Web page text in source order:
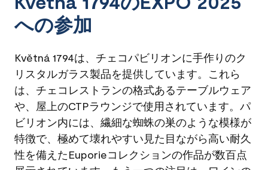
への参加
Květná 1794は、チェコパビリオンに手作りのク
リスタルガラス製品を提供しています。これら
は、チェコレストランの格式あるテーブルウェア
や、屋上のCTPラウンジで使用されています。パ
ビリオン内には、繊細な蜘蛛の巣のような模様が
特徴で、極めて壊れやすい見た目ながら高い耐久
性を備えたEuporieコレクションの作品が数百点